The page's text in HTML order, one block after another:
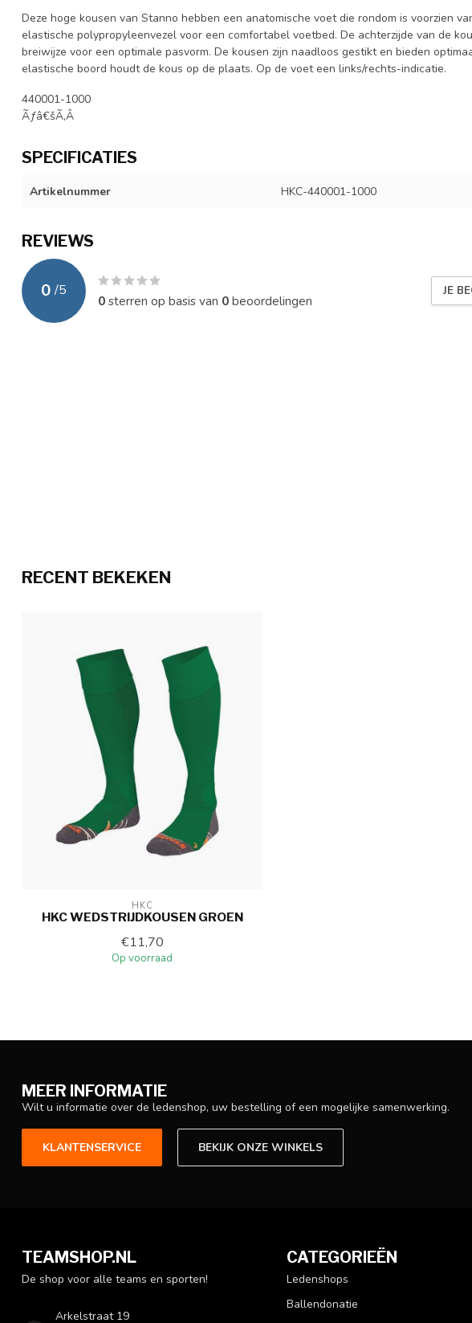
Deze hoge kousen van Stanno hebben een anatomische voet die rondom is voorzien
elastische polypropyleenvezel voor een comfortabel voetbed. De achterzijde van de
breiwijze voor een optimale pasvorm. De kousen zijn naadloos gestikt en bieden
elastische boord houdt de kous op de plaats. Op de voet een links/rechts-indicatie.
440001-1000
Ãƒâ€šÃ‚Â
SPECIFICATIES
Artikelnummer HKC-440001-1000
REVIEWS
0 /5
0sterren op basis van 0beoordelingen
JE
RECENT BEKEKEN
HKC
HKC WEDSTRIJDKOUSEN GROEN
€11,70
Op voorraad
MEER INFORMATIE
Wilt u informatie over de ledenshop, uw bestelling of een mogelijke samenwerking.
KLANTENSERVICE BEKIJK ONZE WINKELS
TEAMSHOP.NL
De shop voor alle teams en sporten!
Arkelstraat 19
CATEGORIEËN
Ledenshops
Ballendonatie